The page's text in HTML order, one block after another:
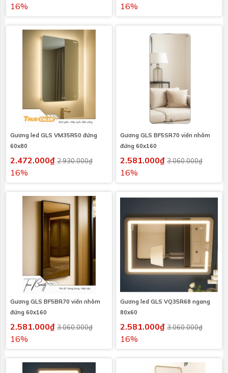
16% 16%
Gương led GLS VM35R50 đứng
60x80
2.472.000₫ 2.930.000₫
16%
Gương GLS BF5SR70 viền nhôm
đứng 60x160
2.581.000₫ 3.060.000₫
16%
Gương GLS BF5BR70 viền nhôm
đứng 60x160
2.581.000₫ 3.060.000₫
16%
Gương led GLS VQ35R68 ngang
80x60
2.581.000₫ 3.060.000₫
16%